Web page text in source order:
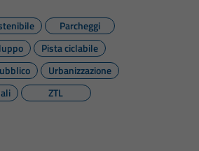
Parcheggi
Pista ciclabile
Urbanizzazione
ZTL